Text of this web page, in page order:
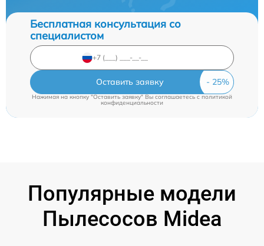
Бесплатная консультация со
специалистом
Оставить заявку
Нажимая на кнопку "Оставить заявку" Вы соглашаетесь cполитикой
конфиденциальности
Популярные модели
Пылесосов Midea